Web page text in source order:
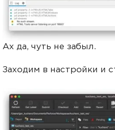
Ах да, чуть не забыл.
Заходим в настройки и